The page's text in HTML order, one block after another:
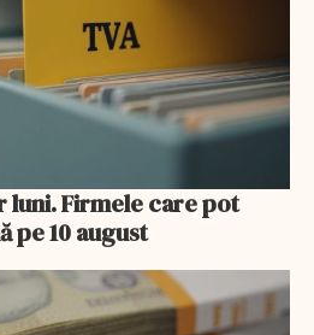
luni. Firmele care pot
pe 10 august